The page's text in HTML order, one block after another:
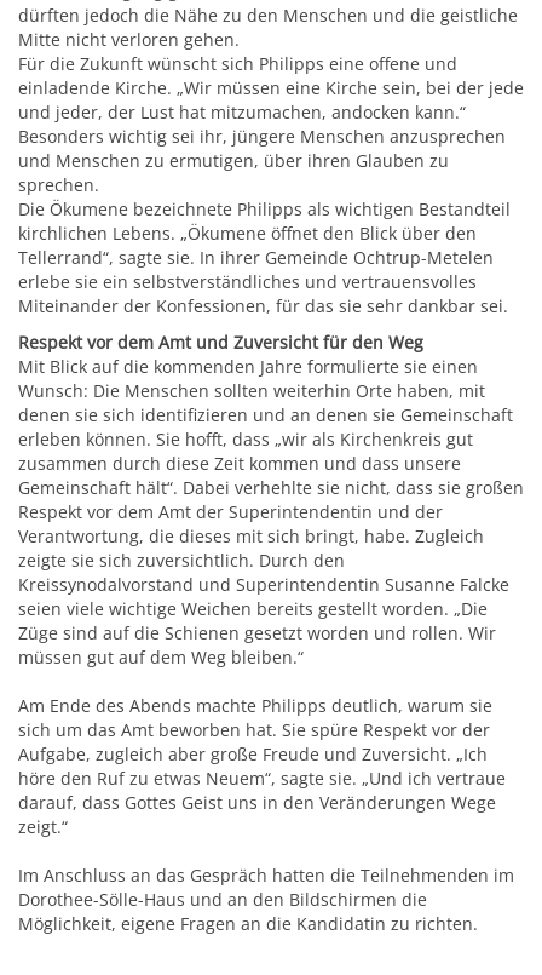
dürften jedoch die Nähe zu den Menschen und die geistliche
Mitte nicht verloren gehen.
Für die Zukunft wünscht sich Philipps eine offene und
einladende Kirche. „Wir müssen eine Kirche sein, bei der jede
und jeder, der Lust hat mitzumachen, andocken kann.“
Besonders wichtig sei ihr, jüngere Menschen anzusprechen
und Menschen zu ermutigen, über ihren Glauben zu
sprechen.
Die Ökumene bezeichnete Philipps als wichtigen Bestandteil
kirchlichen Lebens. „Ökumene öffnet den Blick über den
Tellerrand“, sagte sie. In ihrer Gemeinde Ochtrup-Metelen
erlebe sie ein selbstverständliches und vertrauensvolles
Miteinander der Konfessionen, für das sie sehr dankbar sei.
Respekt vor dem Amt und Zuversicht für den Weg
Mit Blick auf die kommenden Jahre formulierte sie einen
Wunsch: Die Menschen sollten weiterhin Orte haben, mit
denen sie sich identifizieren und an denen sie Gemeinschaft
erleben können. Sie hofft, dass „wir als Kirchenkreis gut
zusammen durch diese Zeit kommen und dass unsere
Gemeinschaft hält“. Dabei verhehlte sie nicht, dass sie großen
Respekt vor dem Amt der Superintendentin und der
Verantwortung, die dieses mit sich bringt, habe. Zugleich
zeigte sie sich zuversichtlich. Durch den
Kreissynodalvorstand und Superintendentin Susanne Falcke
seien viele wichtige Weichen bereits gestellt worden. „Die
Züge sind auf die Schienen gesetzt worden und rollen. Wir
müssen gut auf dem Weg bleiben.“
Am Ende des Abends machte Philipps deutlich, warum sie
sich um das Amt beworben hat. Sie spüre Respekt vor der
Aufgabe, zugleich aber große Freude und Zuversicht. „Ich
höre den Ruf zu etwas Neuem“, sagte sie. „Und ich vertraue
darauf, dass Gottes Geist uns in den Veränderungen Wege
zeigt.“
Im Anschluss an das Gespräch hatten die Teilnehmenden im
Dorothee-Sölle-Haus und an den Bildschirmen die
Möglichkeit, eigene Fragen an die Kandidatin zu richten.